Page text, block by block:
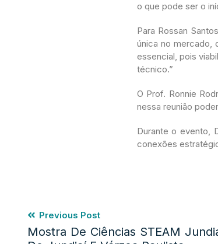
o que pode ser o
Para Rossan
única no mercado,
essencial, pois
técnico.”
O Prof. Ronnie
nessa reunião
Durante o evento,
conexões
Previous Post
Mostra De Ciências STEAM